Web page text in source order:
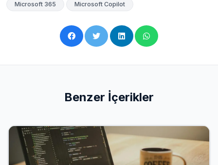
Microsoft 365 Microsoft Copilot
Benzer İçerikler